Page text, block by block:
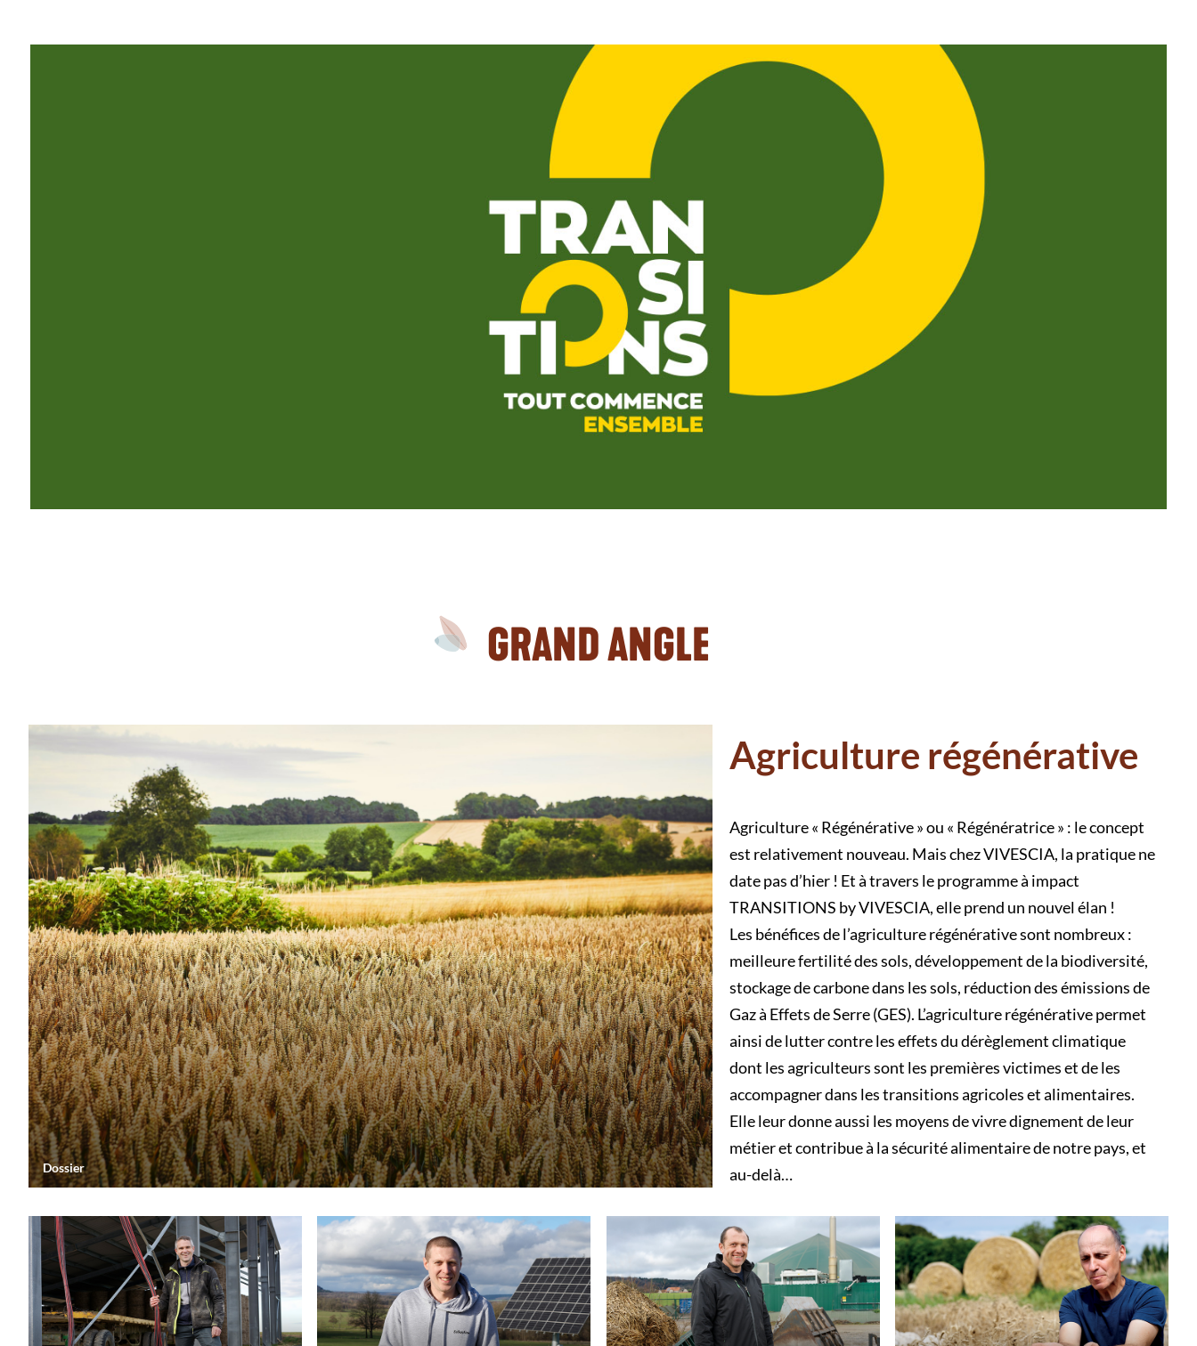
GRAND ANGLE
Dossier
Agriculture régénérative
Agriculture « Régénérative » ou « Régénératrice » : le concept
est relativement nouveau. Mais chez VIVESCIA, la pratique ne
date pas d’hier ! Et à travers le programme à impact
TRANSITIONS by VIVESCIA, elle prend un nouvel élan !
Les bénéfices de l’agriculture régénérative sont nombreux :
meilleure fertilité des sols, développement de la biodiversité,
stockage de carbone dans les sols, réduction des émissions de
Gaz à Effets de Serre (GES). L’agriculture régénérative permet
ainsi de lutter contre les effets du dérèglement climatique
dont les agriculteurs sont les premières victimes et de les
accompagner dans les transitions agricoles et alimentaires.
Elle leur donne aussi les moyens de vivre dignement de leur
métier et contribue à la sécurité alimentaire de notre pays, et
au-delà…